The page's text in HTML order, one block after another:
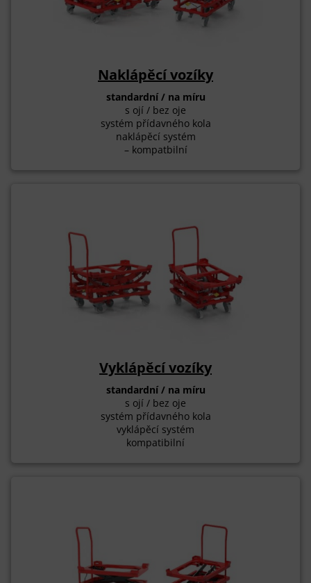
Naklápěcí vozíky
standardní / na míru
s ojí / bez oje
systém přídavného kola
naklápěcí systém
– kompatbilní
Vyklápěcí vozíky
standardní / na míru
s ojí / bez oje
systém přídavného kola
vyklápěcí systém
kompatibilní